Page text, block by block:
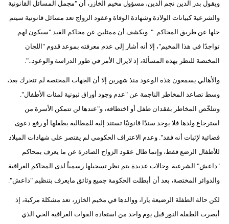
ويقول بدر الدين نجم الدين، مسؤول مخيم الخازر، أن "مجمل المسائل القانونية
والشرعية كبيانات الولادة وشهادة الوفاة وعقود الزواج تعد مسائل قانونية سيتم
حلها عن طريق المحاكم..". ويكشف أن ممثلين عن محاكم القيد "سيكون لهم
تواجدًا في هذا المخيم"، إلا أنه أشار إلى عدم معرفته بموعد قدوم "اللجان
المختصة للنظر بهذه المسألة، إذ لايزال الأمر في طور الدراسة والوعود..".
والأهالي يسمعون هذه الوعود منذ شهرين إلا أن الجهات المختصة لم تتحرك بعد،
وسط تصاعد المخاطر الناجمة عن "عدم وجود أوراق ثبوتية لمئات الأطفال".
وتتلخّص المخاطر بفقدان طفل أو اختطافه، و"عندها لن تتمكن الأسرة من
استرجاع ولدها فلا يوجد سندًا قانونيًا تستند إليه للمطالبة بطفلها أو رفع دعوى
قضائية لإثبات أنه فقد". وعدم الاعتراف الحكومي لم يقتصر على شهادات الميلاد
للأطفال الرضع فقط، وإنما طال عقود الزواج الصادرة عن ما يعرف بمحاكم
"داعش" الشرعية. وحالات عديدة يتم نظر تسجيلها رسمياً لدى المحاكم العراقية
والدوائر المختصة، بعد أن أبطلت الحكومة جميع وثائق مايعرف بتنظيم "داعش".
لكن حالة الطفلة الرضيعة يارا، ووالدها في مخيم الخازر، تعد مشكلة مركبة، إذ
أبصرت الطفلة النور قبل يوم واحد من استعادة القوات العراقية الحي الذي